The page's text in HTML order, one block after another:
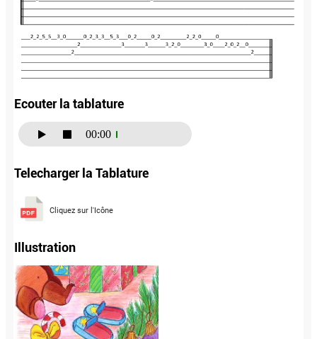
Ecouter la tablature
00:00
Telecharger la Tablature
Cliquez sur l'Icône
Illustration